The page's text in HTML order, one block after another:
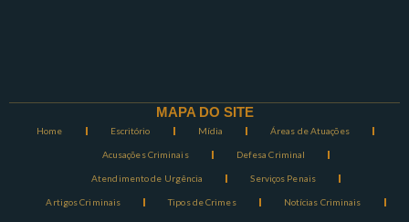
MAPA DO SITE
Home Escritório Mídia Áreas de Atuações
Acusações Criminais Defesa Criminal
Atendimento de Urgência Serviços Penais
Artigos Criminais Tipos de Crimes Notícias Criminais